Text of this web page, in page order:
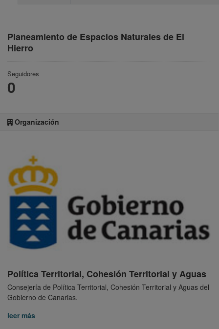
Planeamiento de Espacios Naturales de El
Hierro
Seguidores
0
Organización
Política Territorial, Cohesión Territorial y Aguas
Consejería de Política Territorial, Cohesión Territorial y Aguas del
Gobierno de Canarias.
leer más